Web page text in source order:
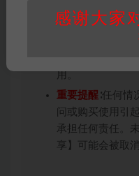
积分说明 ∶剧本杀
身价值，本站积
用。
重要提醒 ∶任何
问或购买使用引
承担任何责任。
享】可能会被取
感谢大家